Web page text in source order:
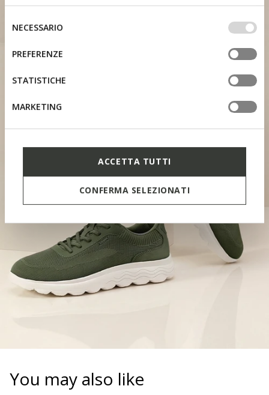
base dei tuoi gusti ed interessi. Selezionando
IMPOSTAZIONI potrai anche scegliere quali cookies ed
altri strumenti di tracciamento autorizzare. Per maggiori
informazioni o per modificare in qualsiasi momento le
tue impostazioni, visita la nostra
del
consenso
NECESSARIO
PREFERENZE
STATISTICHE
MARKETING
ACCETTA TUTTI
CONFERMA SELEZIONATI
SOFT PAD
CONTOURED TONGUE
You may also like